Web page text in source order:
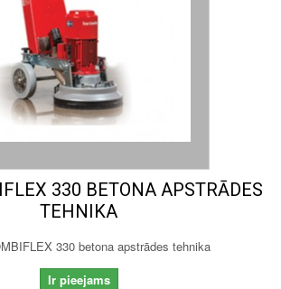
330 BETONA APSTRĀDES
TEHNIKA
330 betona apstrādes tehnika
Ir pieejams